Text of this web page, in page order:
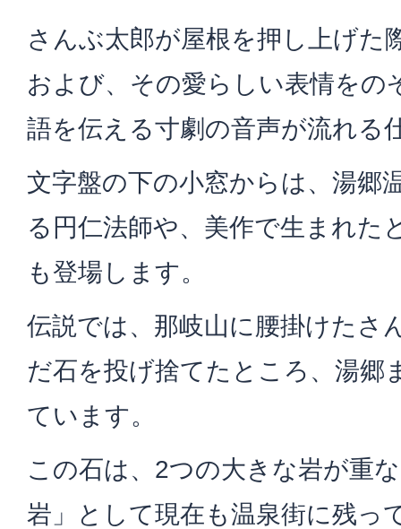
さんぶ太郎が屋根を押し上げた
および、その愛らしい表情をの
語を伝える寸劇の音声が流れる
文字盤の下の小窓からは、湯郷
る円仁法師や、美作で生まれた
も登場します。
伝説では、那岐山に腰掛けたさ
だ石を投げ捨てたところ、湯郷
ています。
この石は、2つの大きな岩が重
岩」として現在も温泉街に残っ